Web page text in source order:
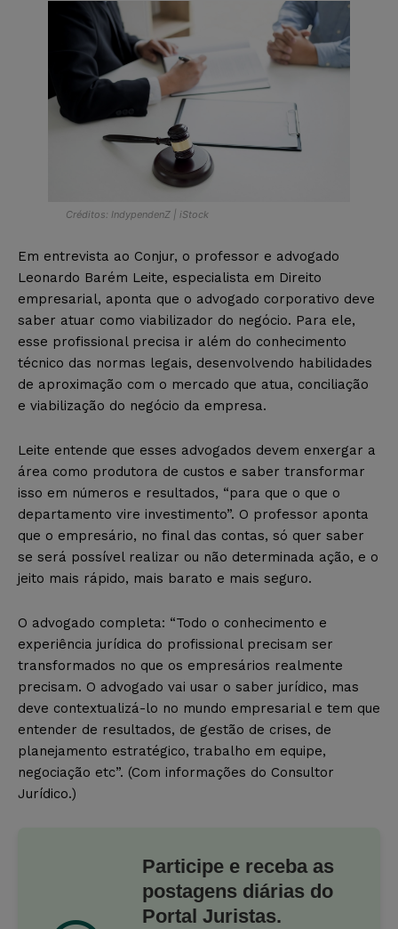
Créditos: IndypendenZ | iStock
Em entrevista ao Conjur, o professor e advogado
Leonardo Barém Leite, especialista em Direito
empresarial, aponta que o advogado corporativo deve
saber atuar como viabilizador do negócio. Para ele,
esse profissional precisa ir além do conhecimento
técnico das normas legais, desenvolvendo habilidades
de aproximação com o mercado que atua, conciliação
e viabilização do negócio da empresa.
Leite entende que esses advogados devem enxergar a
área como produtora de custos e saber transformar
isso em números e resultados, “para que o que o
departamento vire investimento”. O professor aponta
que o empresário, no final das contas, só quer saber
se será possível realizar ou não determinada ação, e o
jeito mais rápido, mais barato e mais seguro.
O advogado completa: “Todo o conhecimento e
experiência jurídica do profissional precisam ser
transformados no que os empresários realmente
precisam. O advogado vai usar o saber jurídico, mas
deve contextualizá-lo no mundo empresarial e tem que
entender de resultados, de gestão de crises, de
planejamento estratégico, trabalho em equipe,
negociação etc”. (Com informações do Consultor
Jurídico.)
Participe e receba as
postagens diárias do
Portal Juristas.